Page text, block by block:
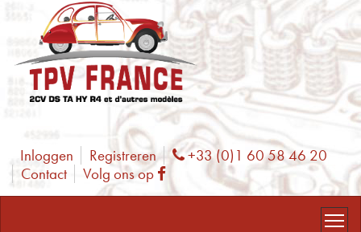
Inloggen Registreren Phone
+33 (0)1 60 58 46 20
Contact
Volg ons op Facebook